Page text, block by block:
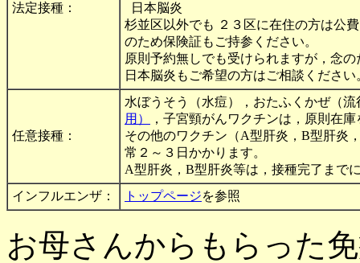
法定接種：
日本脳炎
杉並区以外でも ２３区に在住の方は公
のため保険証もご持参ください。
原則予約無しでも受けられますが，念
日本脳炎もご希望の方はご相談ください
任意接種：
水ぼうそう（水痘），おたふくかぜ（
用）
，子宮頸がんワクチンは，原則在
その他のワクチン（A型肝炎，B型肝炎
常２～３日かかります。
A型肝炎，B型肝炎等は，接種完了まで
インフルエンザ：
トップページを参照
お母さんからもらった